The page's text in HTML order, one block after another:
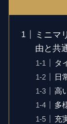
ミニマ
由と共
タ
日
高
多
充